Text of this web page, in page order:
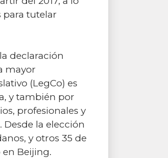
para tutelar
declaración
mayor
(LegCo) es
y también por
profesionales y
la elección
y otros 35 de
Beijing.